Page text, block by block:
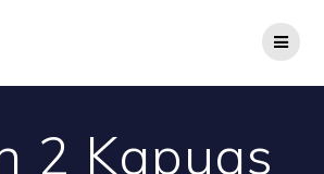
2 Kapuas